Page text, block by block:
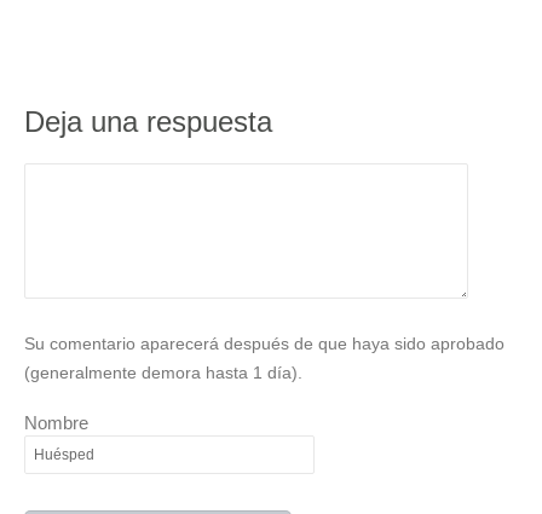
Deja una respuesta
Su comentario aparecerá después de que haya sido aprobado
(generalmente demora hasta 1 día).
Nombre